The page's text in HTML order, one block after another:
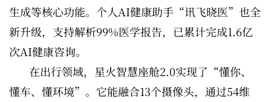
生成等核心功能。个人AI健康助手“讯飞晓医”也全
新升级，支持解析99%医学报告，已累计完成1.6亿
次AI健康咨询。
在出行领域，星火智慧座舱2.0实现了“懂你、
懂车、懂环境”。它能融合13个摄像头，通过54维